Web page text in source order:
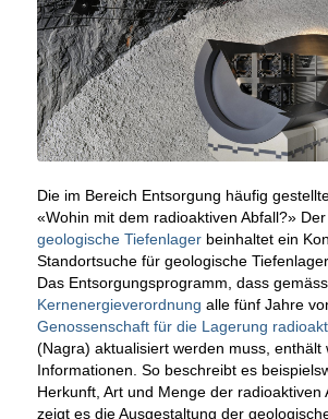
Die im Bereich Entsorgung häufig
«Wohin mit dem radioaktiven Abfall?» Der
geologische Tiefenlagerbeinhaltet ein
Standortsuche für geologische
Das Entsorgungsprogramm, dass gemäss
Kernenergieverordnung alle fünf Jahre
Genossenschaft für die Lagerung
(Nagra) aktualisiert werden muss, enthält
Informationen. So beschreibt es
Herkunft, Art und Menge der radioaktiven
zeigt es die Ausgestaltung der